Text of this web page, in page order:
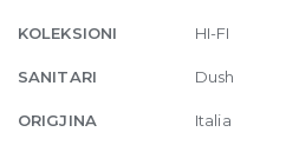
KOLEKSIONI HI-FI
SANITARI Dush
ORIGJINA Italia